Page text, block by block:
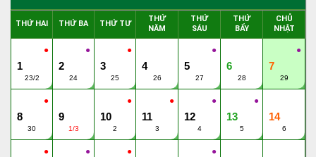
THỨ HAI THỨ BA THỨ TƯ
THỨ
NĂM
THỨ
SÁU
THỨ
BẨY
CHỦ
NHẬT
●
1
23/2
●
2
24
●
3
25
4
26
●
5
27
6
28
●
7
29
●
8
30
9
1/3
●
10
2
●
11
3
●
12
4
●
13
5
14
6
● ● ● ●